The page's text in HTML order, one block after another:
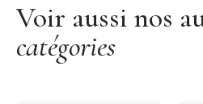
Voir aussi nos
catégories